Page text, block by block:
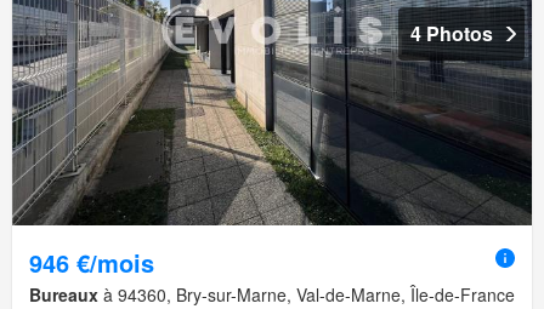
4 Photos
946 €/mois
Bureaux à 94360, Bry-sur-Marne, Val-de-Marne, Île-de-France